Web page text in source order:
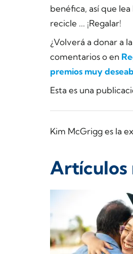
benéfica, así que lea
recicle ... ¡Regalar!
¿Volverá a donar a
comentarios o en
premios muy
Esta es una
Kim McGrigg es la
Artículos